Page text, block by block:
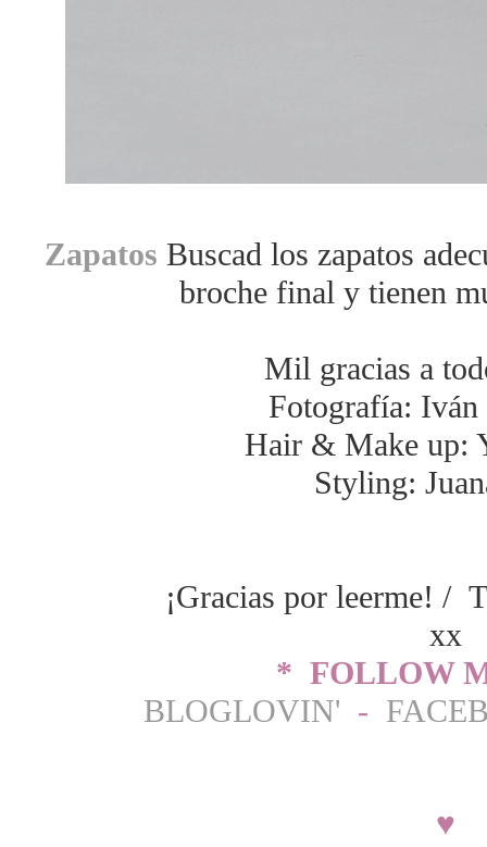
Zapatos Buscad los zapatos
broche final y tienen
Mil gracias a
Fotografía: Iván
Hair & Make up:
Styling:
¡Gracias por leerme! /
xx
* FOLLOW
BLOGLOVIN' -
♥